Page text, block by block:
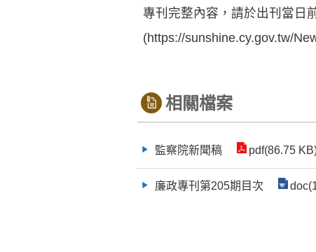
專刊完整內容，請於出刊當日
(https://sunshine.cy.gov.tw/
相關檔案
監察院新聞稿 pdf(86.75
廉政專刊第205期目次